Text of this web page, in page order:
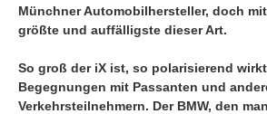
Münchner Automobilhersteller, doch
größte und auffälligste dieser Art.
So groß der iX ist, so polarisierend
Begegnungen mit Passanten und
Verkehrsteilnehmern. Der BMW, den